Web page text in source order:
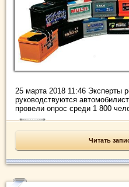
25 марта 2018 11:46 Эксперты
руководствуются
провели опрос среди 1 800
Читать